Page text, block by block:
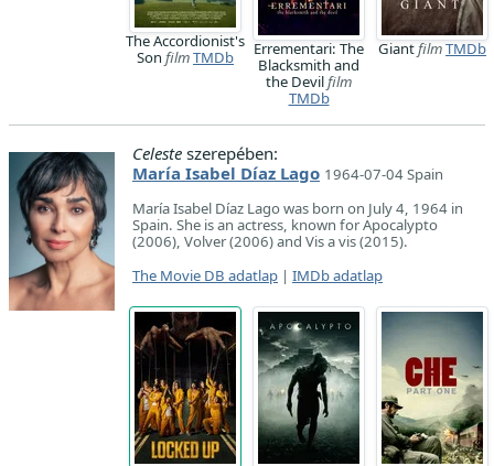
The Accordionist's
Son filmTMDb
Errementari: The
Blacksmith and
the Devilfilm
TMDb
GiantfilmTMDb
Celeste szerepében:
María Isabel Díaz Lago 1964-07-04 Spain
María Isabel Díaz Lago was born on July 4, 1964 in
Spain. She is an actress, known for Apocalypto
(2006), Volver (2006) and Vis a vis (2015).
The Movie DB adatlap | IMDb adatlap